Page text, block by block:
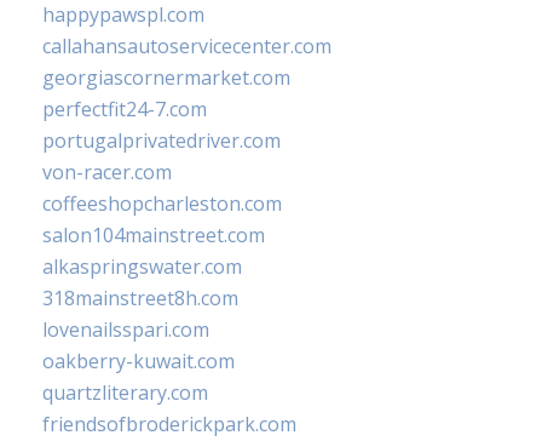
happypawspl.com
callahansautoservicecenter.com
georgiascornermarket.com
perfectfit24-7.com
portugalprivatedriver.com
von-racer.com
coffeeshopcharleston.com
salon104mainstreet.com
alkaspringswater.com
318mainstreet8h.com
lovenailsspari.com
oakberry-kuwait.com
quartzliterary.com
friendsofbroderickpark.com